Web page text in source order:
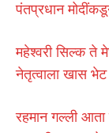
पंतप्रधान
महेश्वरी सिल्क ते
नेतृत्वाला खास भेट
रहमान गल्ली आता